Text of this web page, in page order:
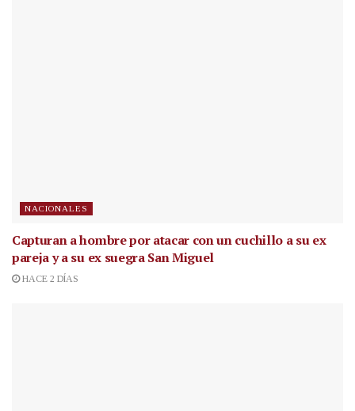
NACIONALES
Capturan a hombre por atacar con un cuchillo a su ex
pareja y a su ex suegra San Miguel
HACE 2 DÍAS